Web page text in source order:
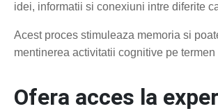
idei, informatii si conexiuni intre diferite
Acest proces stimuleaza memoria si
mentinerea activitatii cognitive pe termen
Ofera acces la